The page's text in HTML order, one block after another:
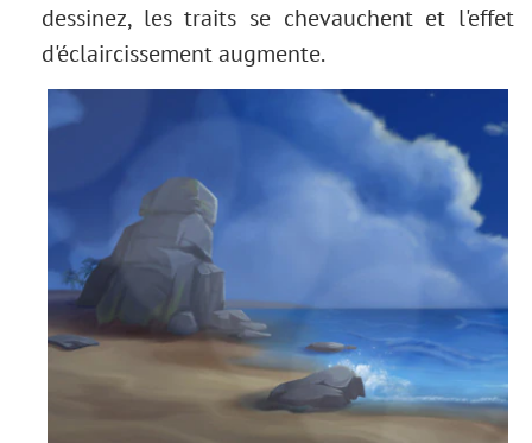
dessinez, les traits se chevauchent et l'effet
d'éclaircissement augmente.